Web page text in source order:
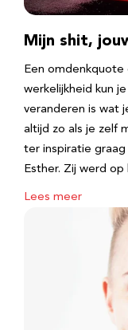
Mijn shit,
Een omdenkquote
werkelijkheid kun
veranderen is wat
altijd zo als je zelf
ter inspiratie
Esther. Zij werd
Lees meer